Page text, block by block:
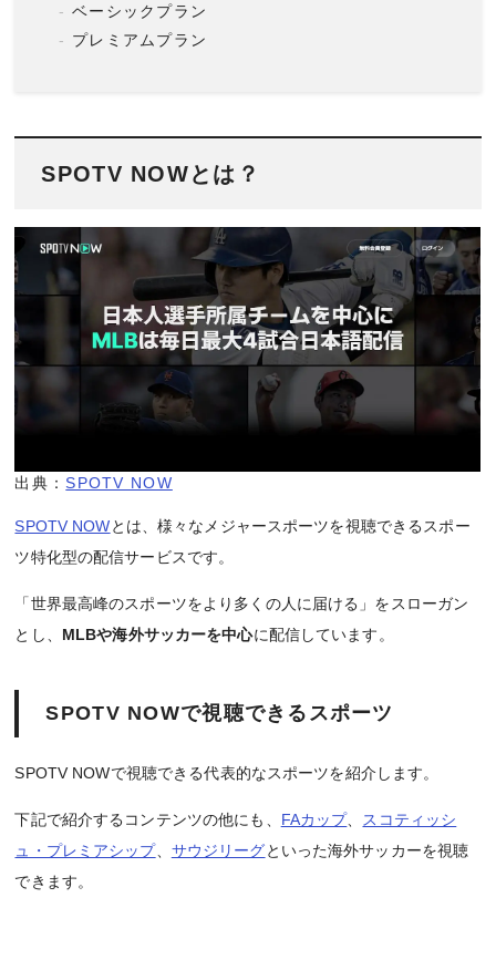
ベーシックプラン
プレミアムプラン
SPOTV NOWとは？
出典：SPOTV NOW
SPOTV NOWとは、様々なメジャースポーツを視聴できるスポー
ツ特化型の配信サービスです。
「世界最高峰のスポーツをより多くの人に届ける」をスローガン
とし、 MLBや海外サッカーを中心に配信しています。
SPOTV NOWで視聴できるスポーツ
SPOTV NOWで視聴できる代表的なスポーツを紹介します。
下記で紹介するコンテンツの他にも、 FAカップ、 スコティッシ
ュ・プレミアシップ、 サウジリーグといった海外サッカーを視聴
できます。